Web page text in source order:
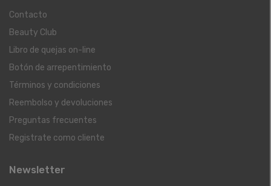
Contacto
Beauty Club
Libro de quejas on-line
Botón de arrepentimiento
Términos y condiciones
Reembolso y devoluciones
Preguntas frecuentes
Registrate como cliente
Newsletter